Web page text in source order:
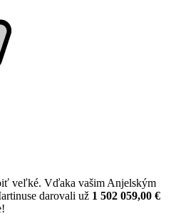
veľké. Vďaka vašim Anjelským
darovali už 1 502 059,00 €